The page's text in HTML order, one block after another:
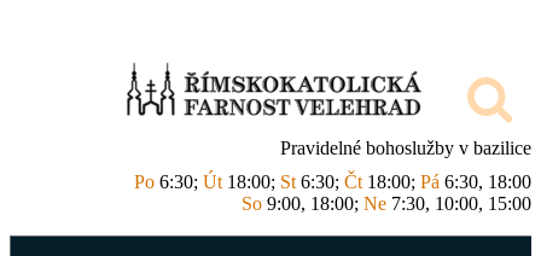
Pravidelné bohoslužby v bazilice
Po 6:30; Út 18:00; St 6:30; Čt 18:00; Pá 6:30, 18:00
So 9:00, 18:00; Ne 7:30, 10:00, 15:00